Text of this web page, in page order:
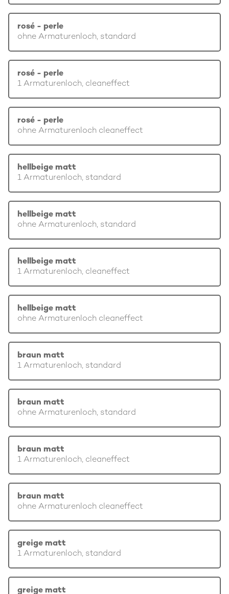
rosé - perle
ohne Armaturenloch, standard
rosé - perle
1 Armaturenloch, cleaneffect
rosé - perle
ohne Armaturenloch cleaneffect
hellbeige matt
1 Armaturenloch, standard
hellbeige matt
ohne Armaturenloch, standard
hellbeige matt
1 Armaturenloch, cleaneffect
hellbeige matt
ohne Armaturenloch cleaneffect
braun matt
1 Armaturenloch, standard
braun matt
ohne Armaturenloch, standard
braun matt
1 Armaturenloch, cleaneffect
braun matt
ohne Armaturenloch cleaneffect
greige matt
1 Armaturenloch, standard
greige matt